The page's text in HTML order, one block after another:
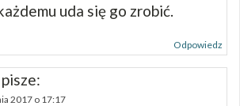
uda się go zrobić.
Odpowiedz
pisze:
2017 o 17:17